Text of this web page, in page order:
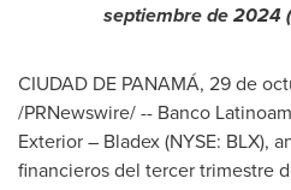
septiembre de 2024
CIUDAD DE PANAMÁ, 29 de
/PRNewswire/ -- Banco
Exterior – Bladex (NYSE: BLX),
financieros del tercer trimestre